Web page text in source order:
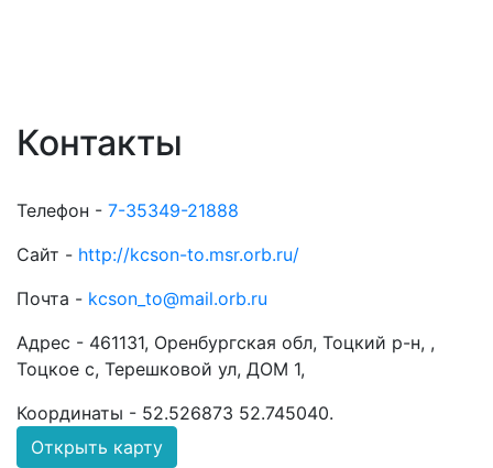
Контакты
Телефон - 7-35349-21888
Сайт - http://kcson-to.msr.orb.ru/
Почта - kcson_to@mail.orb.ru
Адрес - 461131, Оренбургская обл, Тоцкий р-н, ,
Тоцкое с, Терешковой ул, ДОМ 1,
Координаты - 52.526873 52.745040.
Открыть карту